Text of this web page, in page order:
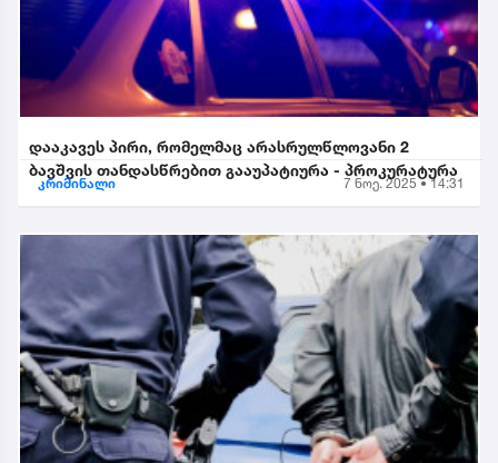
დააკავეს პირი, რომელმაც არასრულწლოვანი 2
ბავშვის თანდასწრებით გააუპატიურა - პროკურატურა
კრიმინალი 7 ნოე. 2025 • 14:31